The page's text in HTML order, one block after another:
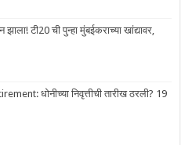
टी20 ची पुन्हा मुंबईकराच्या खांद्यावर,
धोनीच्या निवृत्तीची तारीख ठरली? 19